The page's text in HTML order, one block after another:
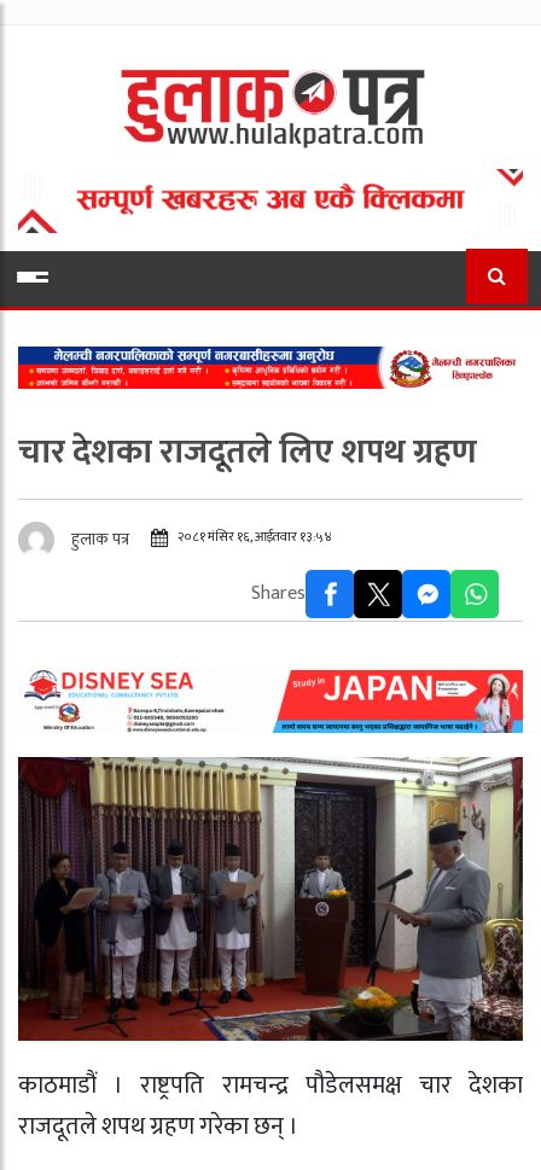
चार देशका राजदूतले लिए शपथ ग्रहण
हुलाक पत्र २०८१ मंसिर १६, आईतवार १३:५४
Shares
काठमाडौं । राष्ट्रपति रामचन्द्र पौडेलसमक्ष चार देशका
राजदूतले शपथ ग्रहण गरेका छन् ।